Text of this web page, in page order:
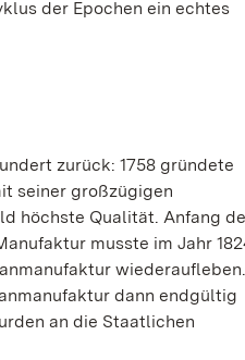
der Epochen ein echtes
zurück: 1758 gründete
seiner großzügigen
höchste Qualität. Anfang
musste im Jahr
wiederaufleben.
dann endgültig
an die Staatlichen